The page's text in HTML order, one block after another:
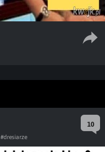
10
#dresiarze